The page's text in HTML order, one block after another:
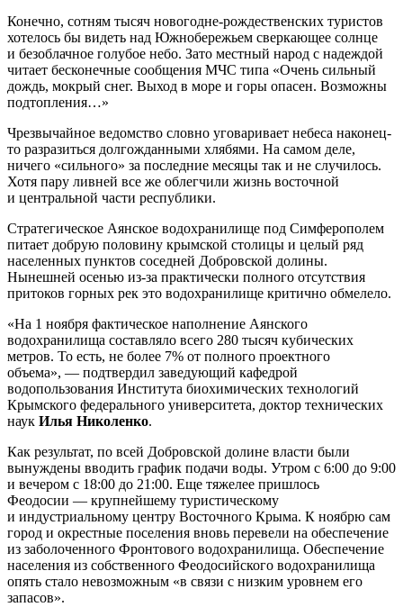
Конечно, сотням тысяч новогодне-рождественских туристов
хотелось бы видеть над Южнобережьем сверкающее солнце
и безоблачное голубое небо. Зато местный народ с надеждой
читает бесконечные сообщения МЧС типа «Очень сильный
дождь, мокрый снег. Выход в море и горы опасен. Возможны
подтопления…»
Чрезвычайное ведомство словно уговаривает небеса наконец-
то разразиться долгожданными хлябями. На самом деле,
ничего «сильного» за последние месяцы так и не случилось.
Хотя пару ливней все же облегчили жизнь восточной
и центральной части республики.
Стратегическое Аянское водохранилище под Симферополем
питает добрую половину крымской столицы и целый ряд
населенных пунктов соседней Добровской долины.
Нынешней осенью из-за практически полного отсутствия
притоков горных рек это водохранилище критично обмелело.
«На 1 ноября фактическое наполнение Аянского
водохранилища составляло всего 280 тысяч кубических
метров. То есть, не более 7% от полного проектного
объема», — подтвердил заведующий кафедрой
водопользования Института биохимических технологий
Крымского федерального университета, доктор технических
наук Илья Николенко.
Как результат, по всей Добровской долине власти были
вынуждены вводить график подачи воды. Утром с 6:00 до 9:00
и вечером с 18:00 до 21:00. Еще тяжелее пришлось
Феодосии — крупнейшему туристическому
и индустриальному центру Восточного Крыма. К ноябрю сам
город и окрестные поселения вновь перевели на обеспечение
из заболоченного Фронтового водохранилища. Обеспечение
населения из собственного Феодосийского водохранилища
опять стало невозможным «в связи с низким уровнем его
запасов».